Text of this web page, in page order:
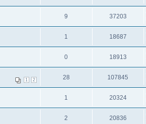
9 37203
1 18687
0 18913
1 2 28 107845
1 20324
2 20836